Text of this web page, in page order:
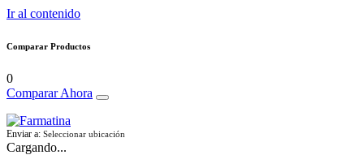
Ir al contenido
Comparar Productos
0
Comparar Ahora
Enviar a: Seleccionar ubicación
Cargando...